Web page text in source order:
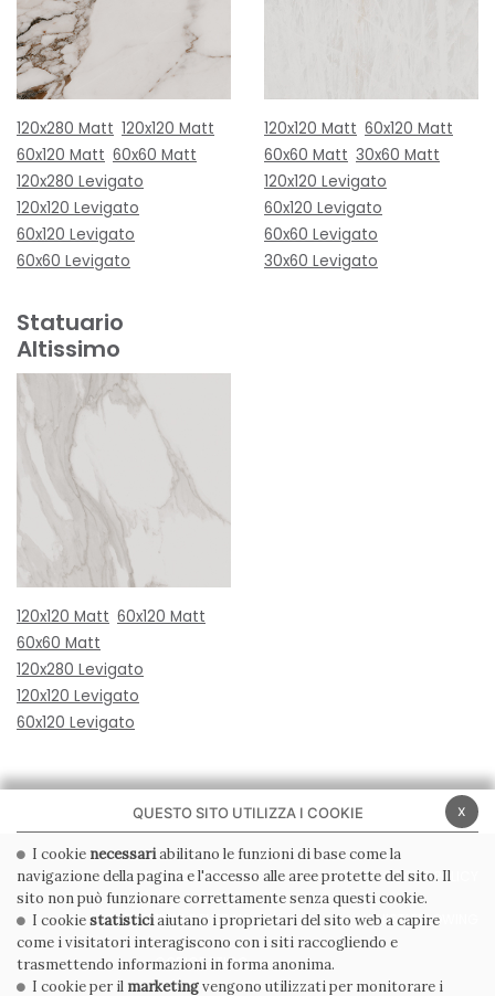
120x280 Matt 120x120 Matt
60x120 Matt 60x60 Matt
120x280 Levigato
120x120 Levigato
60x120 Levigato
60x60 Levigato
120x120 Matt 60x120 Matt
60x60 Matt 30x60 Matt
120x120 Levigato
60x120 Levigato
60x60 Levigato
30x60 Levigato
Statuario
Altissimo
120x120 Matt 60x120 Matt
60x60 Matt
120x280 Levigato
120x120 Levigato
60x120 Levigato
PRIVACY POLICY COOKIE POLICY
CONDIZIONI GENERALI WHISTLEBLOWING
CODICE ETICO
x
QUESTO SITO UTILIZZA I COOKIE
I cookie necessariabilitano le funzioni di base come la
navigazione della pagina e l'accesso alle aree protette del sito. Il
sito non può funzionare correttamente senza questi cookie.
I cookiestatisticiaiutano i proprietari del sito web a capire
come i visitatori interagiscono con i siti raccogliendo e
trasmettendo informazioni in forma anonima.
I cookie per il marketingvengono utilizzati per monitorare i